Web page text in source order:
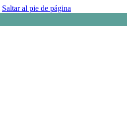
Saltar al pie de página